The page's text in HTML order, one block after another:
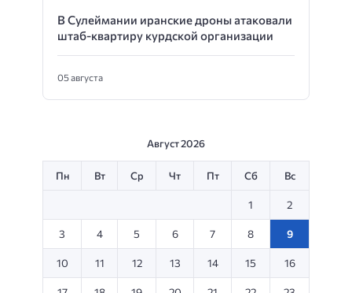
В Сулеймании иранские дроны атаковали
штаб-квартиру курдской организации
05 августа
Август 2026
Пн Вт Ср Чт Пт Сб Вс
1 2
3 4 5 6 7 8 9
10 11 12 13 14 15 16